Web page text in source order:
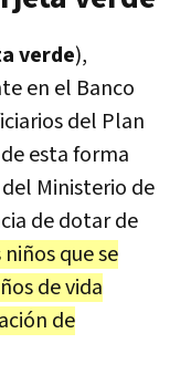
verde),
en el Banco
del Plan
esta forma
Ministerio de
de dotar de
que se
de vida
de